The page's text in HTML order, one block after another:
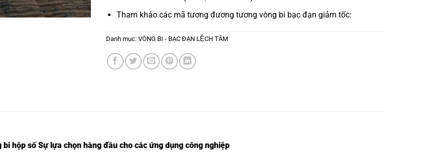
Tham khảo các mã tương đương tương vòng bi bạc đạn giảm tốc:
Danh mục: VÒNG BI - BẠC ĐẠN LỆCH TÂM
bi hộp số Sự lựa chọn hàng đầu cho các ứng dụng công nghiệp